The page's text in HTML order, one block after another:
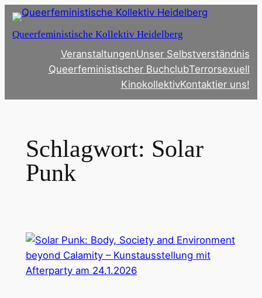
Zum
springen
Queerfeministische Kollektiv Heidelberg
VeranstaltungenUnser Selbstverständnis
Queerfeministischer BuchclubTerrorsexuell
KinokollektivKontaktier uns!
Schlagwort: Solar
Punk